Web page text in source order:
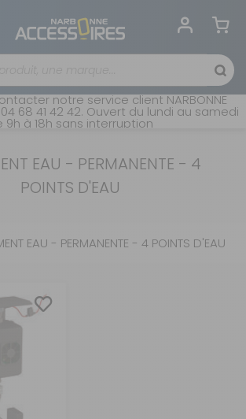
notre service client NARBONNE
04 68 41 42 42. Ouvert du lundi au samedi
9h à 18h sans interruption
EAU - PERMANENTE - 4
POINTS D'EAU
EAU - PERMANENTE - 4 POINTS D'EAU